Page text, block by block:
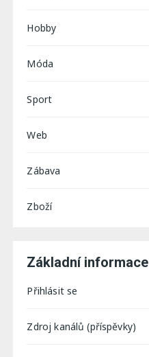
Hobby
Móda
Sport
Web
Zábava
Zboží
Základní informace
Přihlásit se
Zdroj kanálů (příspěvky)